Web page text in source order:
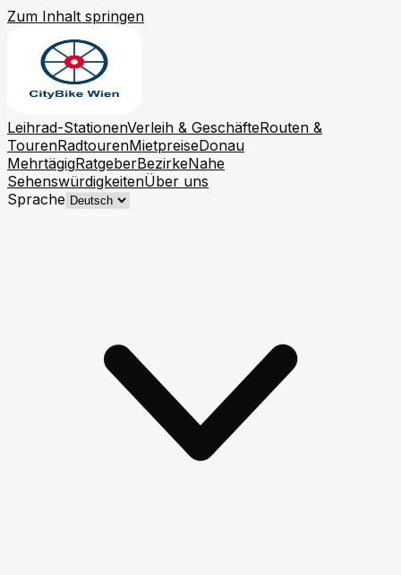
Zum Inhalt springen
Leihrad-StationenVerleih & GeschäfteRouten &
TourenRadtourenMietpreiseDonau
MehrtägigRatgeberBezirkeNahe
SehenswürdigkeitenÜber uns
Sprache